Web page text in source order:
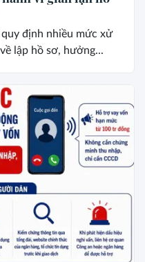
định nhiều mức xử
lập hồ sơ, hưởng...